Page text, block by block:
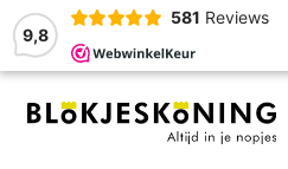
9,8
581 Reviews
Ga
Ga